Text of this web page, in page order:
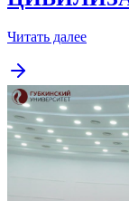
Читать далее